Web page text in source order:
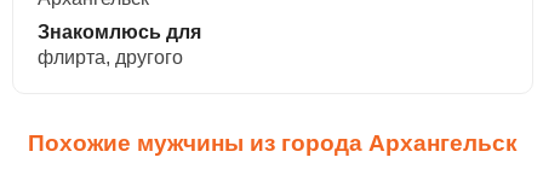
Знакомлюсь для
флирта, другого
Похожие мужчины из города Архангельск